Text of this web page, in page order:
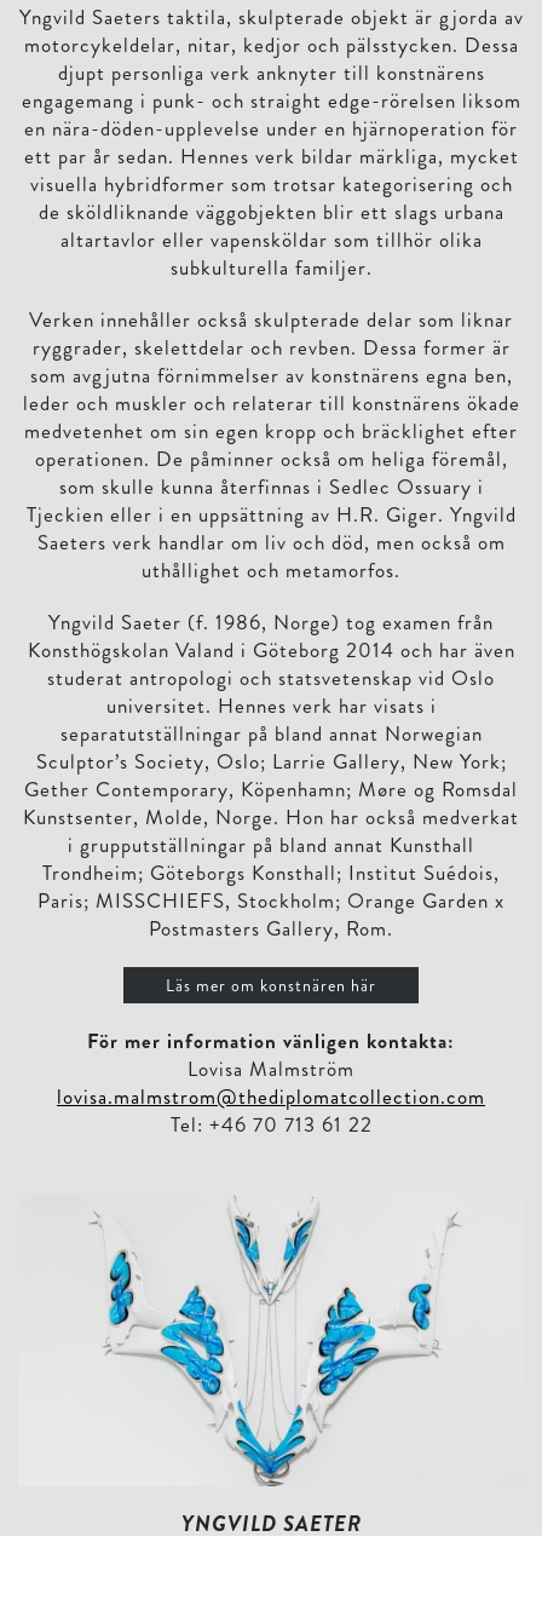
Yngvild Saeters taktila, skulpterade objekt är gjorda av
motorcykeldelar, nitar, kedjor och pälsstycken. Dessa
djupt personliga verk anknyter till konstnärens
engagemang i punk- och straight edge-rörelsen liksom
en nära-döden-upplevelse under en hjärnoperation för
ett par år sedan. Hennes verk bildar märkliga, mycket
visuella hybridformer som trotsar kategorisering och
de sköldliknande väggobjekten blir ett slags urbana
altartavlor eller vapensköldar som tillhör olika
subkulturella familjer.
Verken innehåller också skulpterade delar som liknar
ryggrader, skelettdelar och revben. Dessa former är
som avgjutna förnimmelser av konstnärens egna ben,
leder och muskler och relaterar till konstnärens ökade
medvetenhet om sin egen kropp och bräcklighet efter
operationen. De påminner också om heliga föremål,
som skulle kunna återfinnas i Sedlec Ossuary i
Tjeckien eller i en uppsättning av H.R. Giger. Yngvild
Saeters verk handlar om liv och död, men också om
uthållighet och metamorfos.
Yngvild Saeter (f. 1986, Norge) tog examen från
Konsthögskolan Valand i Göteborg 2014 och har även
studerat antropologi och statsvetenskap vid Oslo
universitet. Hennes verk har visats i
separatutställningar på bland annat Norwegian
Sculptor’s Society, Oslo; Larrie Gallery, New York;
Gether Contemporary, Köpenhamn; Møre og Romsdal
Kunstsenter, Molde, Norge. Hon har också medverkat
i grupputställningar på bland annat Kunsthall
Trondheim; Göteborgs Konsthall; Institut Suédois,
Paris; MISSCHIEFS, Stockholm; Orange Garden x
Postmasters Gallery, Rom.
Läs mer om konstnären här
För mer information vänligen kontakta:
Lovisa Malmström
lovisa.malmstrom@thediplomatcollection.com
Tel: +46 70 713 61 22
YNGVILD SAETER